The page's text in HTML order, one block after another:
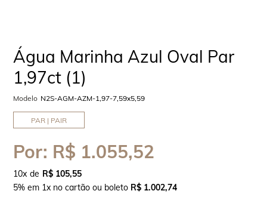
Água Marinha Azul Oval Par
1,97ct (1)
Modelo N2S-AGM-AZM-1,97-7,59x5,59
PAR | PAIR
Por: R$ 1.055,52
10x
R$ 105,55
5% em 1x no cartão ou boleto R$ 1.002,74